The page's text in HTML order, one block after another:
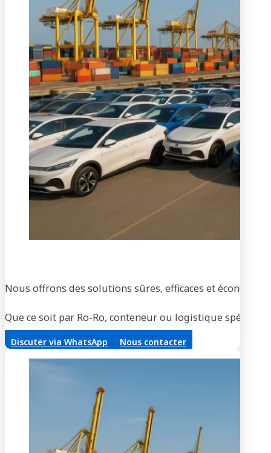
Nous offrons des solutions sûres, efficaces et
Que ce soit par Ro-Ro, conteneur ou logistique
Discuter via WhatsApp Nous contacter